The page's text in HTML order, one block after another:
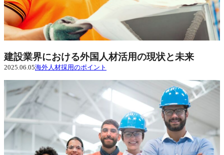
建設業界における外国人材活用の現状と未来
2025.06.05海外人材採用のポイント